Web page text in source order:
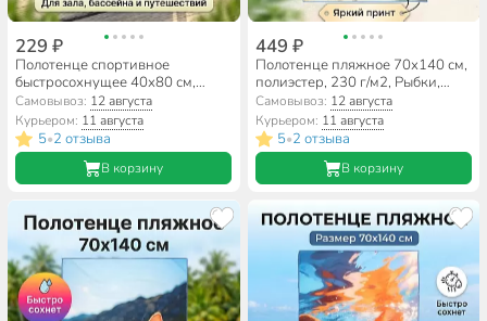
229 ₽
Полотенце спортивное
быстросохнущее 40х80 см,
флис, Китай, A160149
Самовывоз: 12 августа
Курьером: 11 августа
5•2 отзыва
В корзину
449 ₽
Полотенце пляжное 70х140 см,
полиэстер, 230 г/м2, Рыбки,
Китай, A160159
Самовывоз: 12 августа
Курьером: 11 августа
5•2 отзыва
В корзину